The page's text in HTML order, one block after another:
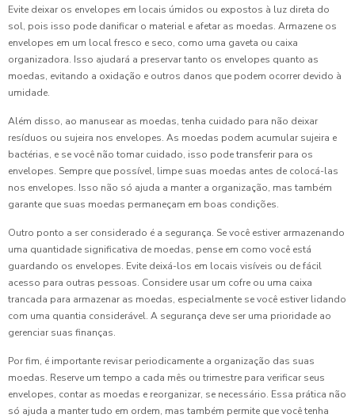
Evite deixar os envelopes em locais úmidos ou expostos à luz direta do
sol, pois isso pode danificar o material e afetar as moedas. Armazene os
envelopes em um local fresco e seco, como uma gaveta ou caixa
organizadora. Isso ajudará a preservar tanto os envelopes quanto as
moedas, evitando a oxidação e outros danos que podem ocorrer devido à
umidade.
Além disso, ao manusear as moedas, tenha cuidado para não deixar
resíduos ou sujeira nos envelopes. As moedas podem acumular sujeira e
bactérias, e se você não tomar cuidado, isso pode transferir para os
envelopes. Sempre que possível, limpe suas moedas antes de colocá-las
nos envelopes. Isso não só ajuda a manter a organização, mas também
garante que suas moedas permaneçam em boas condições.
Outro ponto a ser considerado é a segurança. Se você estiver armazenando
uma quantidade significativa de moedas, pense em como você está
guardando os envelopes. Evite deixá-los em locais visíveis ou de fácil
acesso para outras pessoas. Considere usar um cofre ou uma caixa
trancada para armazenar as moedas, especialmente se você estiver lidando
com uma quantia considerável. A segurança deve ser uma prioridade ao
gerenciar suas finanças.
Por fim, é importante revisar periodicamente a organização das suas
moedas. Reserve um tempo a cada mês ou trimestre para verificar seus
envelopes, contar as moedas e reorganizar, se necessário. Essa prática não
só ajuda a manter tudo em ordem, mas também permite que você tenha